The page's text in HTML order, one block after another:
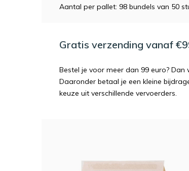
Aantal per pallet: 98 bundels van 50
Gratis verzending vanaf
Bestel je voor meer dan 99 euro?
Daaronder betaal je een kleine
keuze uit verschillende vervoerders.